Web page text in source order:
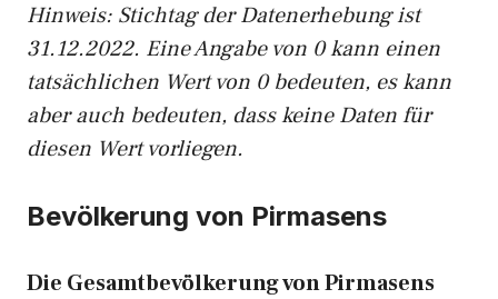
Hinweis: Stichtag der Datenerhebung ist
31.12.2022. Eine Angabe von 0 kann einen
tatsächlichen Wert von 0 bedeuten, es kann
aber auch bedeuten, dass keine Daten für
diesen Wert vorliegen.
Bevölkerung von Pirmasens
Die Gesamtbevölkerung von Pirmasens